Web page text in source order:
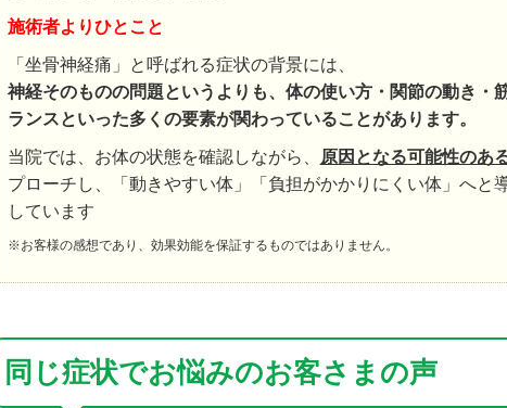
施術者よりひとこと
「坐骨神経痛」と呼ばれる症状の背景には、
神経そのものの問題というよりも、体の使い方・関節の動き・
ランスといった多くの要素が関わっていることがあります。
当院では、お体の状態を確認しながら、 原因となる可能性のあ
プローチし、「動きやすい体」「負担がかかりにくい体」へと
しています
※お客様の感想であり、効果効能を保証するものではありません。
同じ症状でお悩みのお客さまの声